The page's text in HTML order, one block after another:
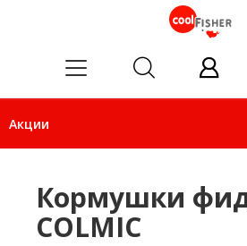
Акции
Кормушки
COLMIC